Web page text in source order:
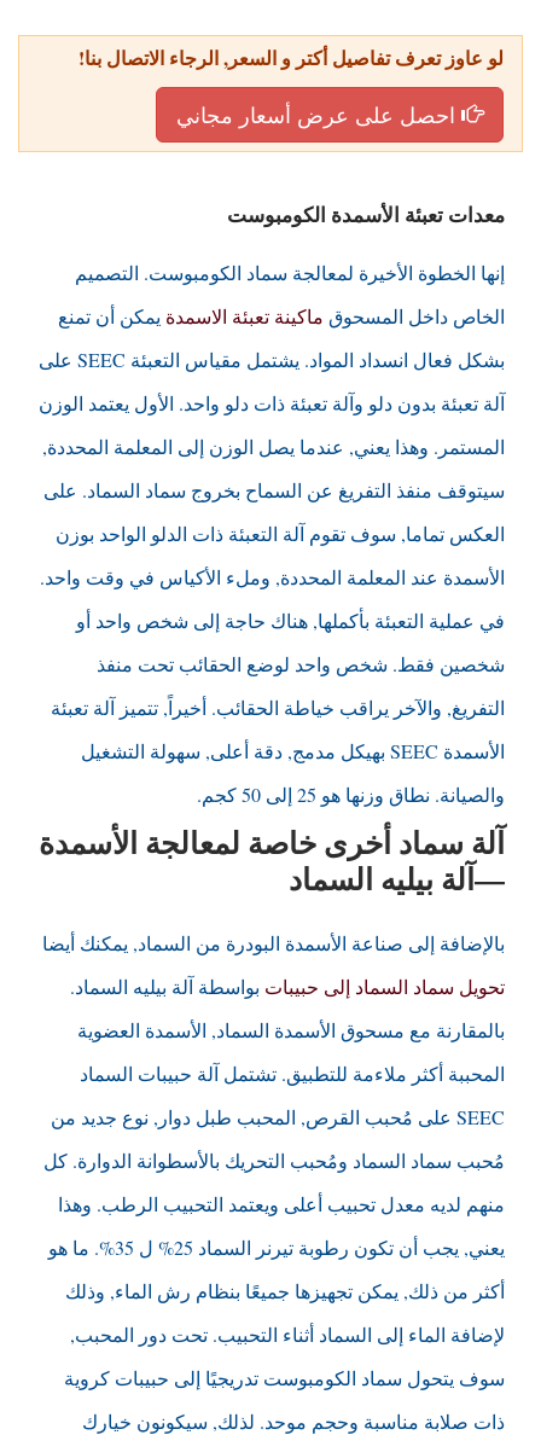
لو عاوز تعرف تفاصيل أكتر و السعر, الرجاء الاتصال بنا!
احصل على عرض أسعار مجاني
معدات تعبئة الأسمدة الكومبوست
إنها الخطوة الأخيرة لمعالجة سماد الكومبوست. التصميم
الخاص داخل المسحوق ماكينة تعبئة الاسمدة يمكن أن تمنع
بشكل فعال انسداد المواد. يشتمل مقياس التعبئة SEEC على
آلة تعبئة بدون دلو وآلة تعبئة ذات دلو واحد. الأول يعتمد الوزن
المستمر. وهذا يعني, عندما يصل الوزن إلى المعلمة المحددة,
سيتوقف منفذ التفريغ عن السماح بخروج سماد السماد. على
العكس تماما, سوف تقوم آلة التعبئة ذات الدلو الواحد بوزن
الأسمدة عند المعلمة المحددة, وملء الأكياس في وقت واحد.
في عملية التعبئة بأكملها, هناك حاجة إلى شخص واحد أو
شخصين فقط. شخص واحد لوضع الحقائب تحت منفذ
التفريغ, والآخر يراقب خياطة الحقائب. أخيراً, تتميز آلة تعبئة
الأسمدة SEEC بهيكل مدمج, دقة أعلى, سهولة التشغيل
والصيانة. نطاق وزنها هو 25 إلى 50 كجم.
آلة سماد أخرى خاصة لمعالجة الأسمدة
—آلة بيليه السماد
بالإضافة إلى صناعة الأسمدة البودرة من السماد, يمكنك أيضا
تحويل سماد السماد إلى حبيبات بواسطة آلة بيليه السماد.
بالمقارنة مع مسحوق الأسمدة السماد, الأسمدة العضوية
المحببة أكثر ملاءمة للتطبيق. تشتمل آلة حبيبات السماد
SEEC على مُحبب القرص, المحبب طبل دوار, نوع جديد من
مُحبب سماد السماد ومُحبب التحريك بالأسطوانة الدوارة. كل
منهم لديه معدل تحبيب أعلى ويعتمد التحبيب الرطب. وهذا
يعني, يجب أن تكون رطوبة تيرنر السماد 25% ل 35%. ما هو
أكثر من ذلك, يمكن تجهيزها جميعًا بنظام رش الماء, وذلك
لإضافة الماء إلى السماد أثناء التحبيب. تحت دور المحبب,
سوف يتحول سماد الكومبوست تدريجيًا إلى حبيبات كروية
ذات صلابة مناسبة وحجم موحد. لذلك, سيكونون خيارك